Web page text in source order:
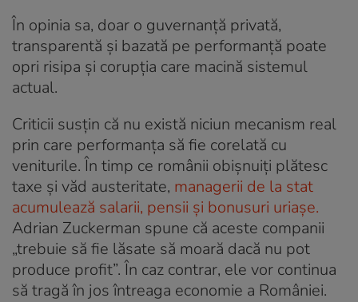
În opinia sa, doar o guvernanță privată,
transparentă și bazată pe performanță poate
opri risipa și corupția care macină sistemul
actual.
Criticii susțin că nu există niciun mecanism real
prin care performanța să fie corelată cu
veniturile. În timp ce românii obișnuiți plătesc
taxe și văd austeritate, managerii de la stat
acumulează salarii, pensii și bonusuri uriașe.
Adrian Zuckerman spune că aceste companii
„trebuie să fie lăsate să moară dacă nu pot
produce profit”. În caz contrar, ele vor continua
să tragă în jos întreaga economie a României.